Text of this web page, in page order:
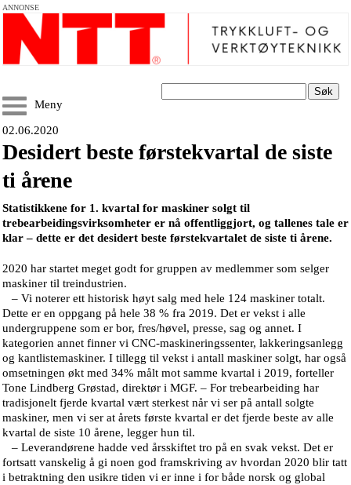
ANNONSE
Søk
Meny
02.06.2020
Desidert beste førstekvartal de siste
ti årene
Statistikkene for 1. kvartal for maskiner solgt til
trebearbeidingsvirksomheter er nå offentliggjort, og tallenes tale er
klar – dette er det desidert beste førstekvartalet de siste ti årene.
2020 har startet meget godt for gruppen av medlemmer som selger
maskiner til treindustrien.
– Vi noterer ett historisk høyt salg med hele 124 maskiner totalt.
Dette er en oppgang på hele 38 % fra 2019. Det er vekst i alle
undergruppene som er bor, fres/høvel, presse, sag og annet. I
kategorien annet finner vi CNC-maskineringssenter, lakkeringsanlegg
og kantlistemaskiner. I tillegg til vekst i antall maskiner solgt, har også
omsetningen økt med 34% målt mot samme kvartal i 2019, forteller
Tone Lindberg Grøstad, direktør i MGF. – For trebearbeiding har
tradisjonelt fjerde kvartal vært sterkest når vi ser på antall solgte
maskiner, men vi ser at årets første kvartal er det fjerde beste av alle
kvartal de siste 10 årene, legger hun til.
– Leverandørene hadde ved årsskiftet tro på en svak vekst. Det er
fortsatt vanskelig å gi noen god framskriving av hvordan 2020 blir tatt
i betraktning den usikre tiden vi er inne i for både norsk og global